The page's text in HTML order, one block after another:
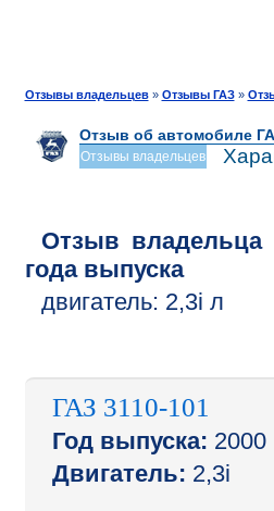
Отзывы владельцев» Отзывы ГАЗ»
Отзыв об автомобиле
Отзывы владельцев
Отзыв владельца
года выпуска
двигатель: 2,3i л
ГАЗ 3110-101
Год выпуска: 2000
Двигатель: 2,3i